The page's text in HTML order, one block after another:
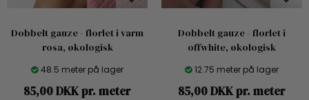
Dobbelt gauze - florlet i varm
rosa, økologisk
48.5 meter på lager
85,00 DKK pr. meter
Dobbelt gauze - florlet i
offwhite, økologisk
12.75 meter på lager
85,00 DKK pr. meter